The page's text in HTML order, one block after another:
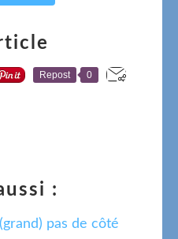
Repost 0
: